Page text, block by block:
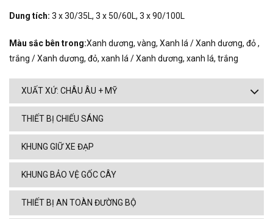
Dung tích: 3 x 30/35L, 3 x 50/60L, 3 x 90/100L
Màu sắc bên trong:Xanh dương, vàng, Xanh lá / Xanh dương, đỏ ,
trắng / Xanh dương, đỏ, xanh lá / Xanh dương, xanh lá, trắng
XUẤT XỨ: CHÂU ÂU + MỸ
THIẾT BỊ CHIẾU SÁNG
KHUNG GIỮ XE ĐẠP
KHUNG BẢO VỆ GỐC CÂY
THIẾT BỊ AN TOÀN ĐƯỜNG BỘ